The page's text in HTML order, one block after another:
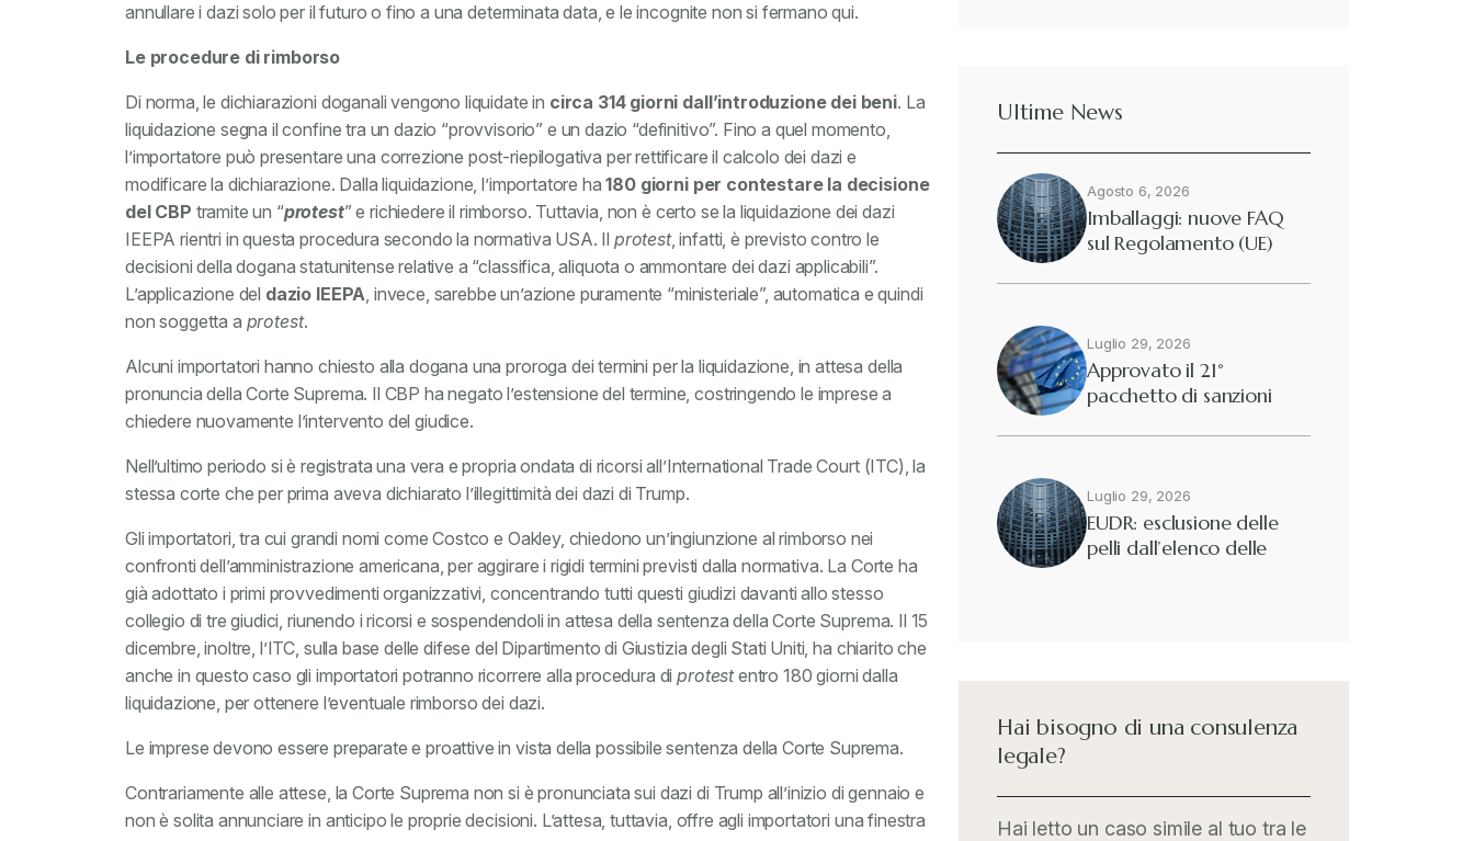
annullare i dazi solo per il futuro o fino a una determinata data, e le incognite non si fermano qui.
Le procedure di rimborso
Di norma, le dichiarazioni doganali vengono liquidate in circa 314 giorni dall’introduzione dei beni. La
liquidazione segna il confine tra un dazio “provvisorio” e un dazio “definitivo”. Fino a quel momento,
l’importatore può presentare una correzione post-riepilogativa per rettificare il calcolo dei dazi e
modificare la dichiarazione. Dalla liquidazione, l’importatore ha180 giorni per contestare la decisione
del CBP tramite un “protest” e richiedere il rimborso. Tuttavia, non è certo se la liquidazione dei dazi
IEEPA rientri in questa procedura secondo la normativa USA. Il protest, infatti, è previsto contro le
decisioni della dogana statunitense relative a “classifica, aliquota o ammontare dei dazi applicabili”.
L’applicazione del dazio IEEPA, invece, sarebbe un’azione puramente “ministeriale”, automatica e quindi
non soggetta a protest.
Alcuni importatori hanno chiesto alla dogana una proroga dei termini per la liquidazione, in attesa della
pronuncia della Corte Suprema. Il CBP ha negato l’estensione del termine, costringendo le imprese a
chiedere nuovamente l’intervento del giudice.
Nell’ultimo periodo si è registrata una vera e propria ondata di ricorsi all’International Trade Court (ITC), la
stessa corte che per prima aveva dichiarato l’illegittimità dei dazi di Trump.
Gli importatori, tra cui grandi nomi come Costco e Oakley, chiedono un’ingiunzione al rimborso nei
confronti dell’amministrazione americana, per aggirare i rigidi termini previsti dalla normativa. La Corte ha
già adottato i primi provvedimenti organizzativi, concentrando tutti questi giudizi davanti allo stesso
collegio di tre giudici, riunendo i ricorsi e sospendendoli in attesa della sentenza della Corte Suprema. Il 15
dicembre, inoltre, l’ITC, sulla base delle difese del Dipartimento di Giustizia degli Stati Uniti, ha chiarito che
anche in questo caso gli importatori potranno ricorrere alla procedura diprotestentro 180 giorni dalla
liquidazione, per ottenere l’eventuale rimborso dei dazi.
Le imprese devono essere preparate e proattive in vista della possibile sentenza della Corte Suprema.
Contrariamente alle attese, la Corte Suprema non si è pronunciata sui dazi di Trump all’inizio di gennaio e
non è solita annunciare in anticipo le proprie decisioni. L’attesa, tuttavia, offre agli importatori una finestra
Ultime News
Agosto 6, 2026
Imballaggi: nuove FAQ
sul Regolamento (UE)
Luglio 29, 2026
Approvato il 21°
pacchetto di sanzioni
Luglio 29, 2026
EUDR: esclusione delle
pelli dall’elenco delle
Hai bisogno di una consulenza
legale?
Hai letto un caso simile al tuo tra le